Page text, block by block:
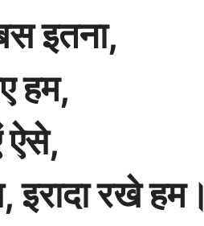
इतना,
हम,
ऐसे,
रखे हम।